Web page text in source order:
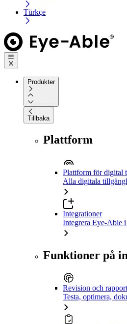
Türkçe
Produkter
Tillbaka
Plattform
Plattform för digital
Alla digitala
Integrationer
Integrera Eye-Able
Funktioner på
Revision och rapport
Testa, optimera,